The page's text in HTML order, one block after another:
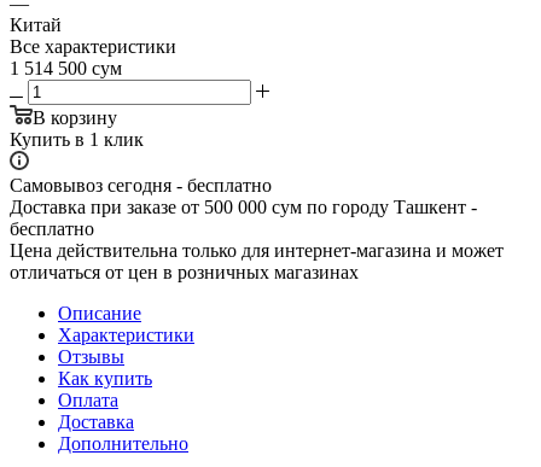
Китай
Все характеристики
1 514 500 сум
В корзину
Купить в 1 клик
Самовывоз сегодня - бесплатно
Доставка при заказе от 500 000 сум по городу Ташкент -
бесплатно
Цена действительна только для интернет-магазина и может
отличаться от цен в розничных магазинах
Описание
Характеристики
Отзывы
Как купить
Оплата
Доставка
Дополнительно